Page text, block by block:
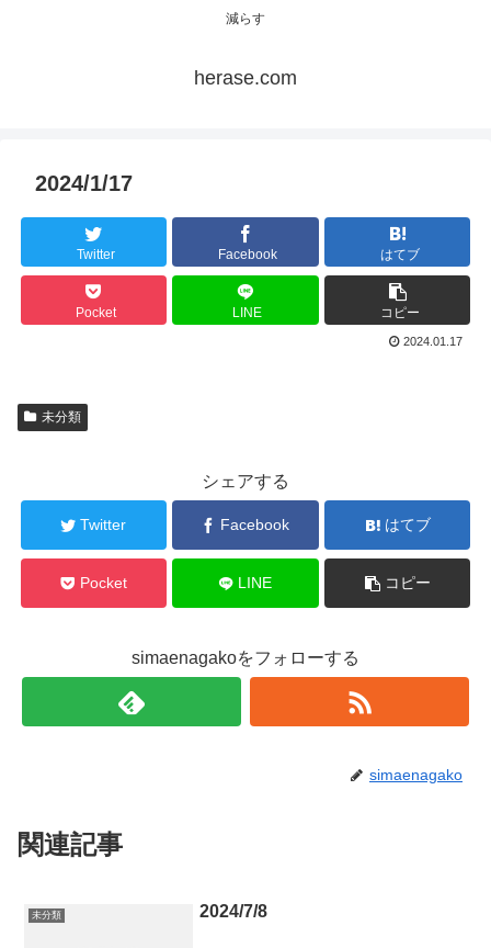
減らす
herase.com
2024/1/17
Twitter Facebook はてブ
Pocket LINE コピー
2024.01.17
未分類
シェアする
Twitter Facebook はてブ
Pocket LINE コピー
simaenagakoをフォローする
simaenagako
関連記事
未分類 2024/7/8